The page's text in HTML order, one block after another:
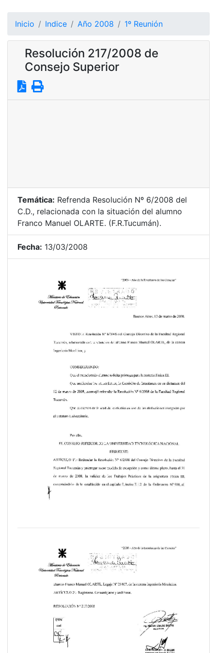
Inicio Indice Año 2008 1º Reunión
Resolución 217/2008 de
Consejo Superior
Temática: Refrenda Resolución Nº 6/2008 del
C.D., relacionada con la situación del alumno
Franco Manuel OLARTE. (F.R.Tucumán).
Fecha: 13/03/2008